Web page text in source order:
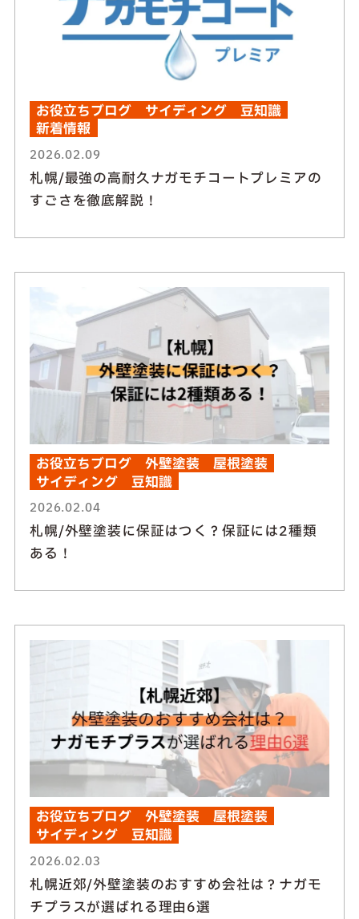
お役立ちブログ サイディング
豆知識
新着情報
2026.02.09
札幌/最強の高耐久ナガモチコートプレミアの
すごさを徹底解説！
お役立ちブログ 外壁塗装
屋根塗装
サイディング
豆知識
2026.02.04
札幌/外壁塗装に保証はつく？保証には2種類
ある！
お役立ちブログ 外壁塗装
屋根塗装
サイディング
豆知識
2026.02.03
札幌近郊/外壁塗装のおすすめ会社は？ナガモ
チプラスが選ばれる理由6選